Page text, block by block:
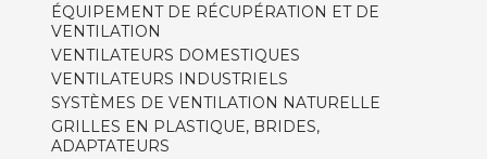
ÉQUIPEMENT DE RÉCUPÉRATION ET DE
VENTILATION
VENTILATEURS DOMESTIQUES
VENTILATEURS INDUSTRIELS
SYSTÈMES DE VENTILATION NATURELLE
GRILLES EN PLASTIQUE, BRIDES,
ADAPTATEURS